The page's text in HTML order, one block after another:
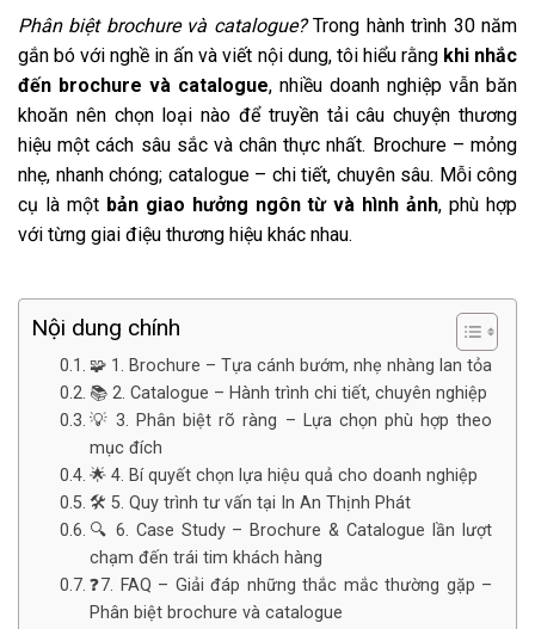
Phân biệt brochure và catalogue?Trong hành trình 30 năm
gắn bó với nghề in ấn và viết nội dung, tôi hiểu rằng khi nhắc
đến brochure và catalogue, nhiều doanh nghiệp vẫn băn
khoăn nên chọn loại nào để truyền tải câu chuyện thương
hiệu một cách sâu sắc và chân thực nhất. Brochure – mỏng
nhẹ, nhanh chóng; catalogue – chi tiết, chuyên sâu. Mỗi công
cụ là một bản giao hưởng ngôn từ và hình ảnh, phù hợp
với từng giai điệu thương hiệu khác nhau.
Nội dung chính
🧩 1. Brochure – Tựa cánh bướm, nhẹ nhàng lan tỏa
📚 2. Catalogue – Hành trình chi tiết, chuyên nghiệp
💡 3. Phân biệt rõ ràng – Lựa chọn phù hợp theo
mục đích
🌟 4. Bí quyết chọn lựa hiệu quả cho doanh nghiệp
🛠️ 5. Quy trình tư vấn tại In An Thịnh Phát
🔍 6. Case Study – Brochure & Catalogue lần lượt
chạm đến trái tim khách hàng
❓7. FAQ – Giải đáp những thắc mắc thường gặp –
Phân biệt brochure và catalogue